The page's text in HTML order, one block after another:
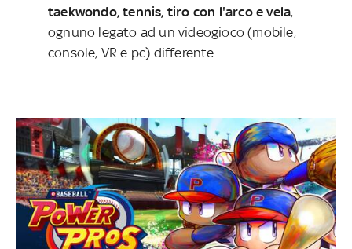
taekwondo, tennis, tiro con l'arco e vela,
ognuno legato ad un videogioco (mobile,
console, VR e pc) differente.